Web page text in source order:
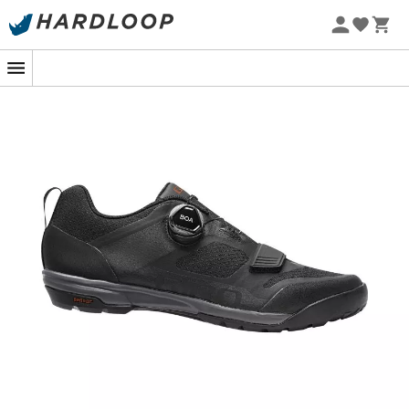
Letnie promocje 🔥 -5% DODATKOWO przy zakupie 2
Na krętych szlakach, gdzie każdy obrót pedałów ma
znaczenie, Ventana Fastlace™jest Twoim dyskretnym,
ale niezwykle skutecznym sojusznikiem. Zaprojektowana
dla miłośników enduro i długodystansowych przygód,
zapewnia optymalny komfort, niezależnie od tego, czy
zjeżdżasz ze stoku, czy pokonujesz techniczne przejście